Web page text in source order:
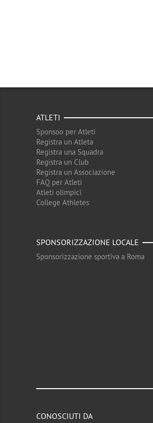
ATLETI
Sponsoo per Atleti
Registra un Atleta
Registra una Squadra
Registra un Club
Registra un Associazione
FAQ per Atleti
Atleti olimpici
College Athletes
SPONSORIZZAZIONE LOCALE
Sponsorizzazione sportiva a Roma
CONOSCIUTI DA